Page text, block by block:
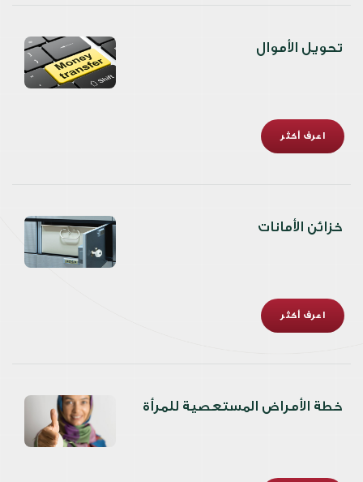
تحويل الأموال
اعرف أكثر
خزائن الأمانات
اعرف أكثر
خطة الأمراض المستعصية للمرأة